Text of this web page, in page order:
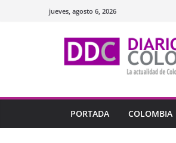
jueves, agosto 6, 2026
PORTADA COLOMBIA